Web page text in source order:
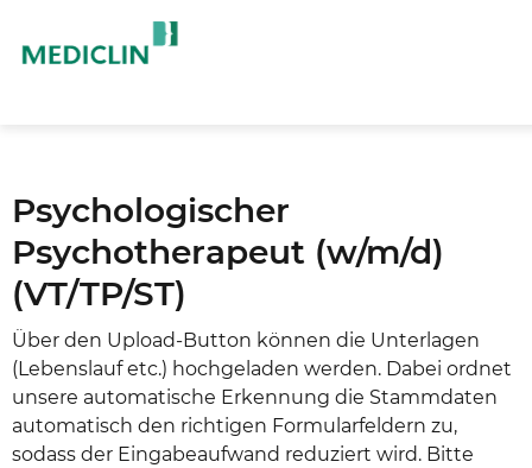
Psychologischer
Psychotherapeut (w/m/d)
(VT/TP/ST)
Über den Upload-Button können die Unterlagen
(Lebenslauf etc.) hochgeladen werden. Dabei ordnet
unsere automatische Erkennung die Stammdaten
automatisch den richtigen Formularfeldern zu,
sodass der Eingabeaufwand reduziert wird. Bitte